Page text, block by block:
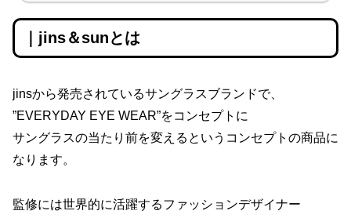
｜jins＆sunとは
jinsから発売されているサングラスブランドで、
”EVERYDAY EYE WEAR”をコンセプトに
サングラスの当たり前を変えるというコンセプトの商品に
なります。
監修には世界的に活躍するファッションデザイナー